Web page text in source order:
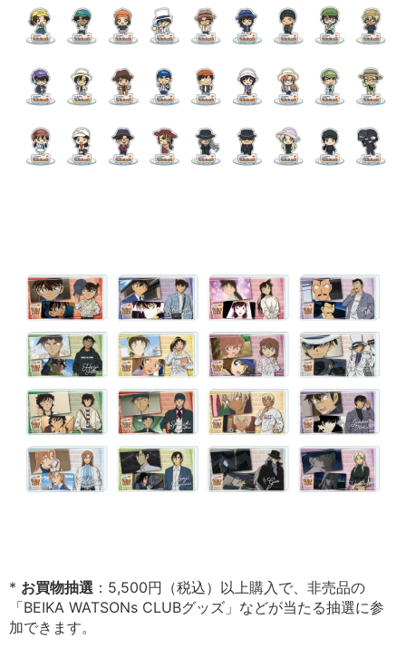
* お買物抽選 ：5,500円（税込）以上購入で、非売品の
「BEIKA WATSONs CLUBグッズ」などが当たる抽選に参
加できます。